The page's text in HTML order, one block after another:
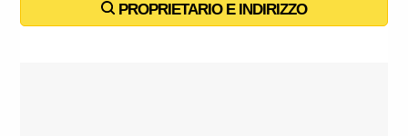
PROPRIETARIO E INDIRIZZO